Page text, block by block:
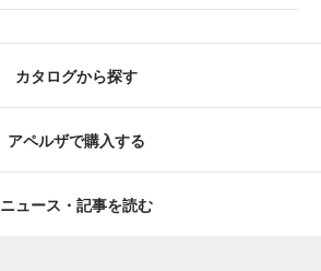
カタログから探す
アペルザで購入する
ニュース・記事を読む